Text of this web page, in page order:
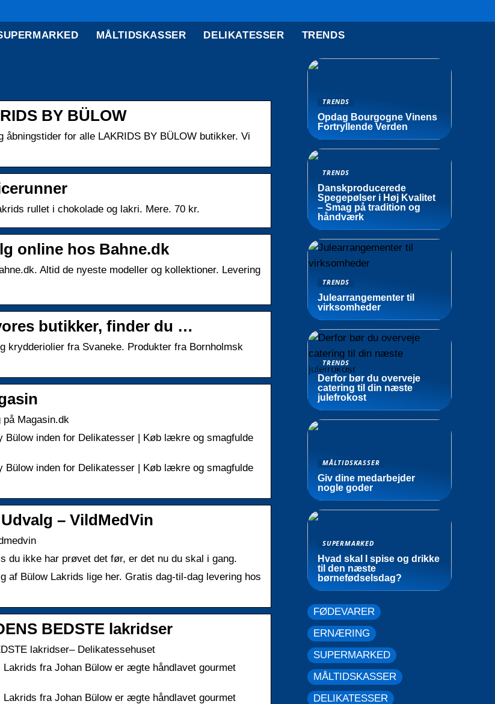
MÅLTIDSKASSER DELIKATESSER TRENDS
BY BÜLOW
for alle LAKRIDS BY BÜLOW butikker. Vi
rullet i chokolade og lakri. Mere. 70 kr.
online hos Bahne.dk
Altid de nyeste modeller og kollektioner. Levering
butikker, finder du …
krydderiolier fra Svaneke. Produkter fra Bornholmsk
Magasin.dk
inden for Delikatesser | Køb lækre og smagfulde
inden for Delikatesser | Køb lækre og smagfulde
– VildMedVin
du ikke har prøvet det før, er det nu du skal i gang.
Bülow Lakrids lige her. Gratis dag-til-dag levering hos
BEDSTE lakridser
lakridser– Delikatessehuset
fra Johan Bülow er ægte håndlavet gourmet
fra Johan Bülow er ægte håndlavet gourmet
TRENDS
Opdag Bourgogne Vinens
Fortryllende Verden
TRENDS
Danskproducerede
Spegepølser i Høj Kvalitet
– Smag på tradition og
håndværk
TRENDS
Julearrangementer til
virksomheder
TRENDS
Derfor bør du overveje
catering til din næste
julefrokost
MÅLTIDSKASSER
Giv dine medarbejder
nogle goder
SUPERMARKED
Hvad skal I spise og drikke
til den næste
børnefødselsdag?
FØDEVARER
ERNÆRING
SUPERMARKED
MÅLTIDSKASSER
DELIKATESSER